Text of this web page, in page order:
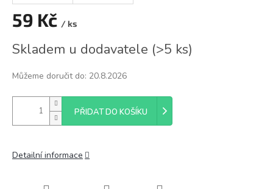
59 Kč / ks
cena:
Skladem u dodavatele (>5 ks)
Můžeme doručit do: 20.8.2026
PŘIDAT DO KOŠÍKU
Detailní informace